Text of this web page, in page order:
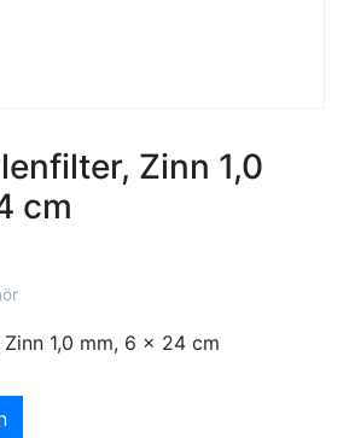
Zinn 1,0
cm
1,0 mm, 6 x 24 cm